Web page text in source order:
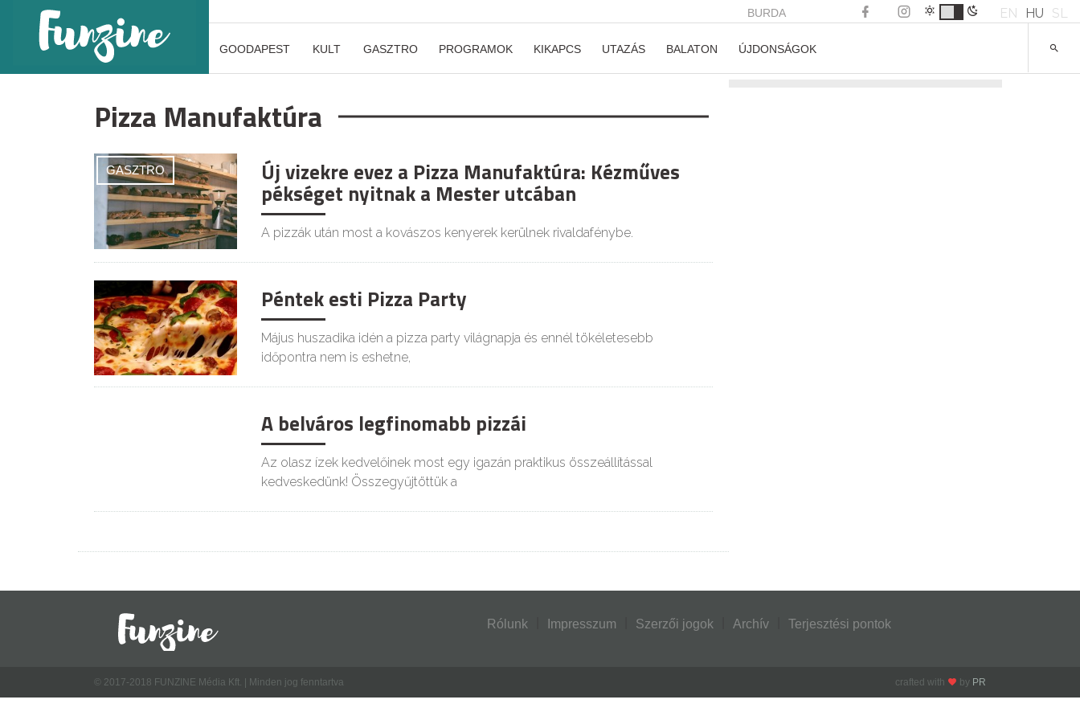
BURDA EN HU SL
GOODAPEST KULT GASZTRO PROGRAMOK KIKAPCS UTAZÁS BALATON ÚJDONSÁGOK
Pizza Manufaktúra
GASZTRO Új vizekre evez a Pizza Manufaktúra: Kézműves
pékséget nyitnak a Mester utcában
A pizzák után most a kovászos kenyerek kerülnek rivaldafénybe.
Péntek esti Pizza Party
Május huszadika idén a pizza party világnapja és ennél tökéletesebb
időpontra nem is eshetne,
A belváros legfinomabb pizzái
Az olasz ízek kedvelőinek most egy igazán praktikus összeállítással
kedveskedünk! Összegyűjtöttük a
Rólunk Impresszum Szerzői jogok Archív Terjesztési pontok
© 2017-2018 FUNZINE Média Kft. | Minden jog fenntartva crafted with by PR